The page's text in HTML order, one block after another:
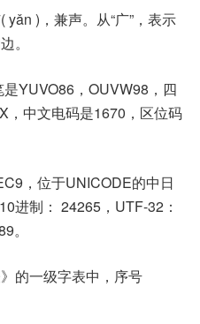
yǎn )，兼声。从“广”，表示
。
是YUVO86，OUVW98，四
，中文电码是1670，区位码
，位于UNICODE的中日
进制： 24265，UTF-32：
。
的一级字表中，序号